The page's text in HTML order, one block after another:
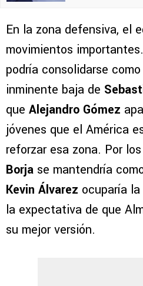
En la zona defensiva, el
movimientos importantes.
podría consolidarse
inminente baja de
que Alejandro Gómez
jóvenes que el América
reforzar esa zona. Por
Borja se mantendría
Kevin Álvarez ocuparía
la expectativa de que
su mejor versión.